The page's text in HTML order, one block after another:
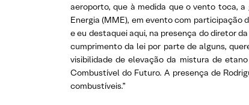
aeroporto, que à medida que o vento toca,
Energia (MME), em evento com participação
e eu destaquei aqui, na presença do diretor
cumprimento da lei por parte de alguns,
visibilidade de elevação da mistura de
Combustível do Futuro. A presença de
combustíveis.”